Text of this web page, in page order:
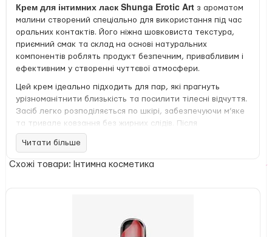
Крем для інтимних ласк Shunga Erotic Art з ароматом
малини створений спеціально для використання під час
оральних контактів. Його ніжна шовковиста текстура,
приємний смак та склад на основі натуральних
компонентів роблять продукт безпечним, привабливим і
ефективним у створенні чуттєвої атмосфери.
Цей крем ідеально підходить для пар, які прагнуть
урізноманітнити близькість та посилити тілесні відчуття.
Засіб легко розподіляється по шкірі, забезпечуючи м’яке
та тривале ковзання без жирних слідів. Після
використання на шкірі залишається відчуття свіжості та
приємний аромат малини.
Особливості продукту:
Легко ковзає, зберігаючи ефект протягом
Читати більше
Схожі товари: Інтимна косметика